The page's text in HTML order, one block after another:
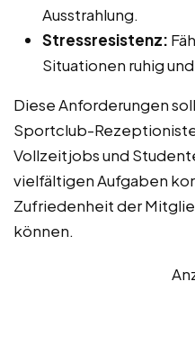
Ausstrahlung.
Stressresistenz:
Situationen ruhig
Diese Anforderungen
Sportclub-
Vollzeitjobs und
vielfältigen Aufgaben
Zufriedenheit der
können.